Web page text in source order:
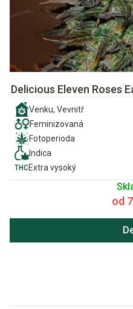
Delicious Eleven Roses
Venku, Vevnitř
Feminizovaná
Fotoperioda
Indica
Extra vysoký
od